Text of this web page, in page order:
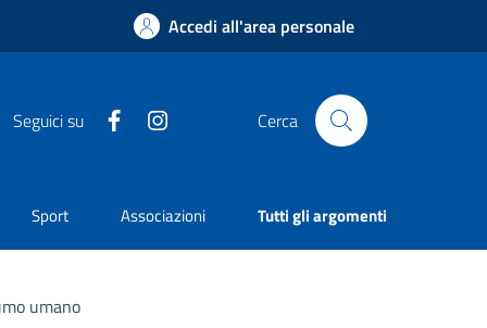
Accedi all'area personale
Seguici su Facebook Cerca
Sport Associazioni Tutti gli argomenti
umano